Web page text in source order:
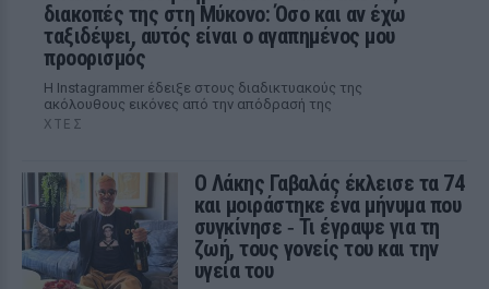
διακοπές της στη Μύκονο: Όσο και αν έχω
ταξιδέψει, αυτός είναι ο αγαπημένος μου
προορισμός
Η Instagrammer έδειξε στους διαδικτυακούς της
ακόλουθους εικόνες από την απόδρασή της
ΧΤΕΣ
Ο Λάκης Γαβαλάς έκλεισε τα 74
και μοιράστηκε ένα μήνυμα που
συγκίνησε ‑ Τι έγραψε για τη
ζωή, τους γονείς του και την
υγεία του